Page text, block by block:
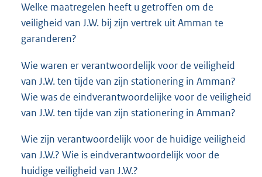
Welke maatregelen heeft u getroffen om de
veiligheid van J.W. bij zijn vertrek uit Amman te
garanderen?
Wie waren er verantwoordelijk voor de veiligheid
van J.W. ten tijde van zijn stationering in Amman?
Wie was de eindverantwoordelijke voor de veiligheid
van J.W. ten tijde van zijn stationering in Amman?
Wie zijn verantwoordelijk voor de huidige veiligheid
van J.W.? Wie is eindverantwoordelijk voor de
huidige veiligheid van J.W.?